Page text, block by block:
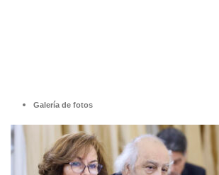
Galería de fotos